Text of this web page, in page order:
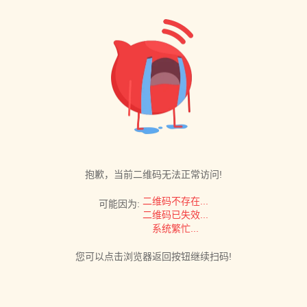
抱歉，当前二维码无法正常访问!
可能因为: 二维码不存在...
二维码已失效...
系统繁忙...
您可以点击浏览器返回按钮继续扫码!